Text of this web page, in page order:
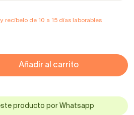
recíbelo de 10 a 15 días laborables
Añadir al carrito
producto por Whatsapp